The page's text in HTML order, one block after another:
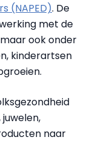
(NAPED). De
met de
ook onder
kinderartsen
naar